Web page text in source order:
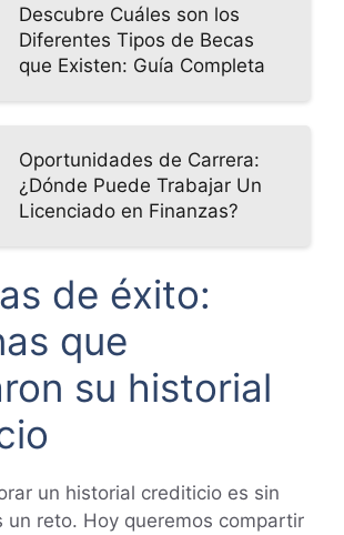
Descubre Cuáles son los
Diferentes Tipos de Becas
que Existen: Guía Completa
Oportunidades de Carrera:
¿Dónde Puede Trabajar Un
Licenciado en Finanzas?
de éxito:
que
su historial
un historial crediticio es sin
un reto. Hoy queremos compartir